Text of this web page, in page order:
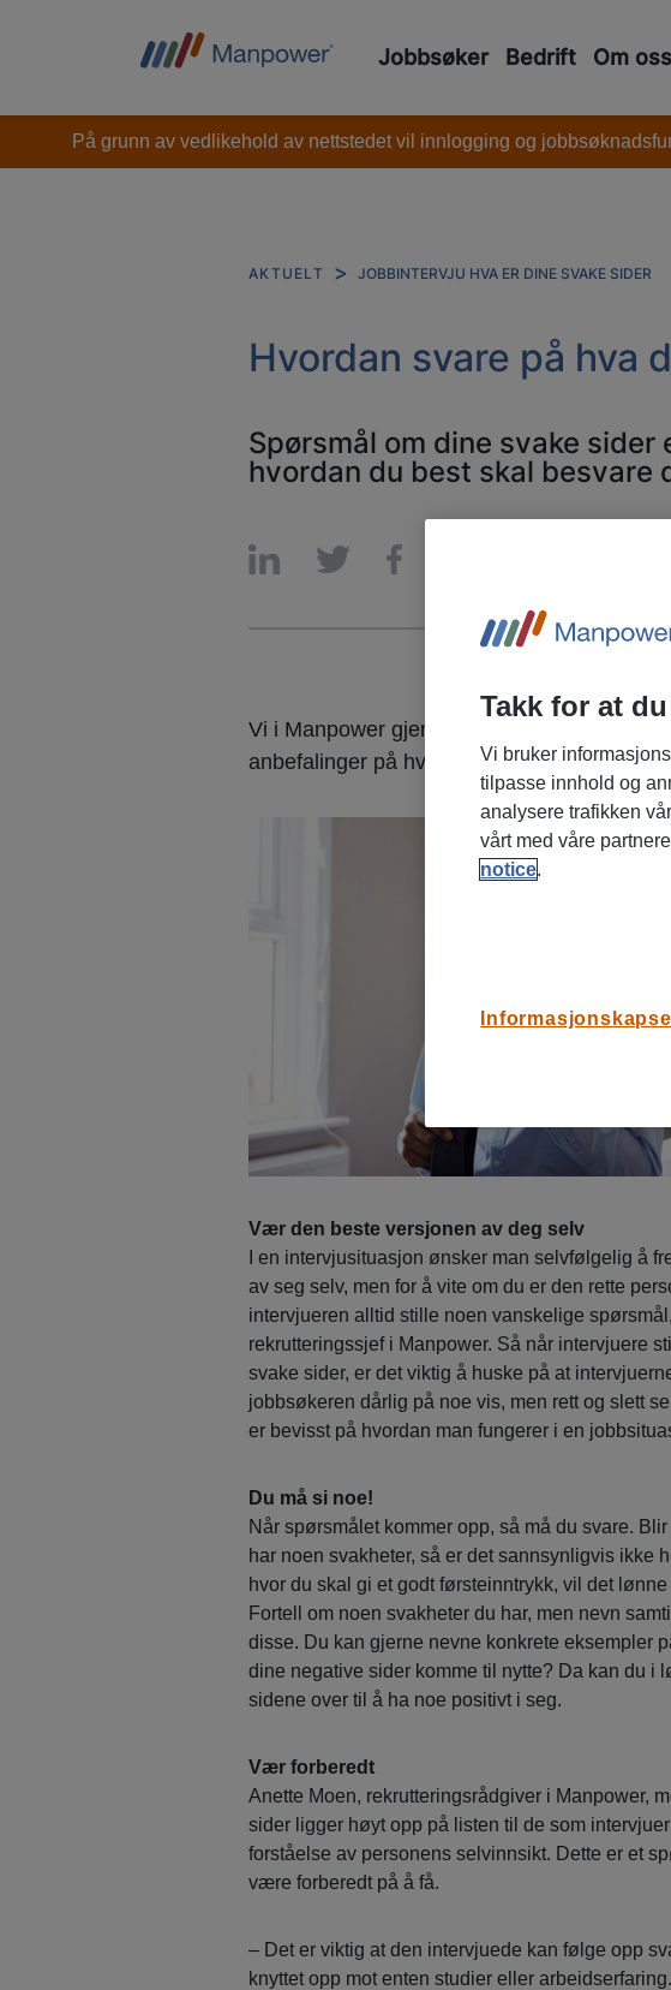
Jobbsøker Bedrift Om oss
På grunn av vedlikehold av nettstedet vil innlogging og
AKTUELT JOBBINTERVJU HVA ER DINE SVAKE SIDER
Hvordan svare på hva
Spørsmål om dine svake
hvordan du best skal besvare
Vi i Manpower gjennomfører jobbintervju
anbefalinger på hva man bør tenke på for å
Vær den beste versjonen av deg selv
I en intervjusituasjon ønsker man selvfølgelig å
av seg selv, men for å vite om du er den rette
intervjueren alltid stille noen vanskelige
rekrutteringssjef i Manpower. Så når intervjuere
svake sider, er det viktig å huske på at
jobbsøkeren dårlig på noe vis, men rett og slett
er bevisst på hvordan man fungerer i en
Du må si noe!
Når spørsmålet kommer opp, så må du svare.
har noen svakheter, så er det sannsynligvis ikke
hvor du skal gi et godt førsteinntrykk, vil det
Fortell om noen svakheter du har, men nevn
disse. Du kan gjerne nevne konkrete eksempler
dine negative sider komme til nytte? Da kan du i
sidene over til å ha noe positivt i seg.
Vær forberedt
Anette Moen, rekrutteringsrådgiver i Manpower,
sider ligger høyt opp på listen til de som
forståelse av personens selvinnsikt. Dette er et
være forberedt på å få.
– Det er viktig at den intervjuede kan følge opp
knyttet opp mot enten studier eller
Takk for at
Vi bruker
tilpasse innhold og
analysere trafikken
vårt med våre
notice.